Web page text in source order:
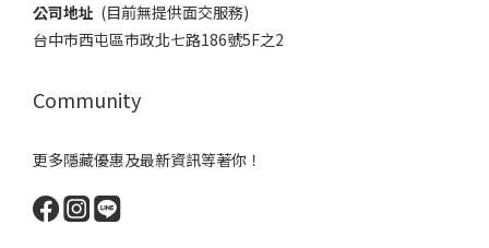
公司地址 (目前無提供面交服務) ​
台中市西屯區市政北七路186號5F之2
Community
更多隱藏優惠及最新資訊等著你！